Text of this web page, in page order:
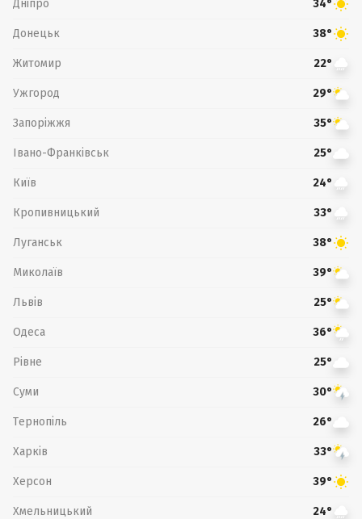
Дніпро 34°
Донецьк 38°
Житомир 22°
Ужгород 29°
Запоріжжя 35°
Івано-Франківськ 25°
Київ 24°
Кропивницький 33°
Луганськ 38°
Миколаїв 39°
Львів 25°
Одеса 36°
Рівне 25°
Суми 30°
Тернопіль 26°
Харків 33°
Херсон 39°
Хмельницький 24°